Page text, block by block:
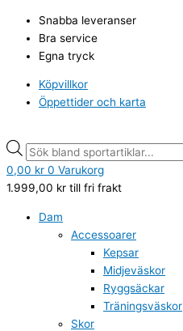
innehåll
Snabba leveranser
Bra service
Egna tryck
Köpvillkor
Öppettider och karta
search
0,00 kr 0 Varukorg
1.999,00 kr till fri frakt
Dam
Accessoarer
Kepsar
Midjeväskor
Ryggsäckar
Träningsväskor
Skor
search
Race
Marine,
svarta
mängd